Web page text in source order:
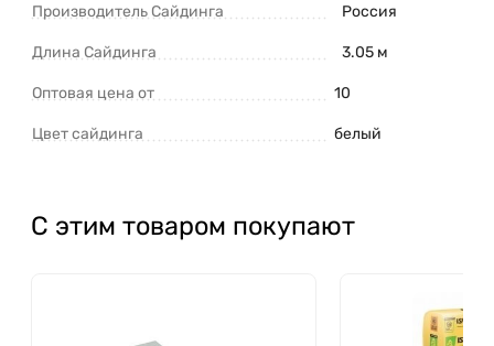
Производитель Сайдинга Россия
Длина Сайдинга 3.05 м
Оптовая цена от 10
Цвет сайдинга белый
С этим товаром покупают